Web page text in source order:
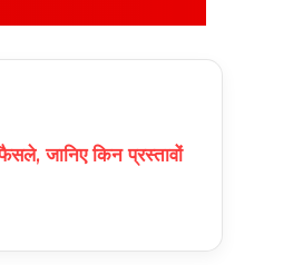
जानिए किन प्रस्तावों